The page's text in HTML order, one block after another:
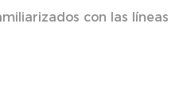
con las líneas